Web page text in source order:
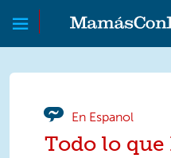
Skip to main content
Skip to main content
En Espanol
Todo lo que